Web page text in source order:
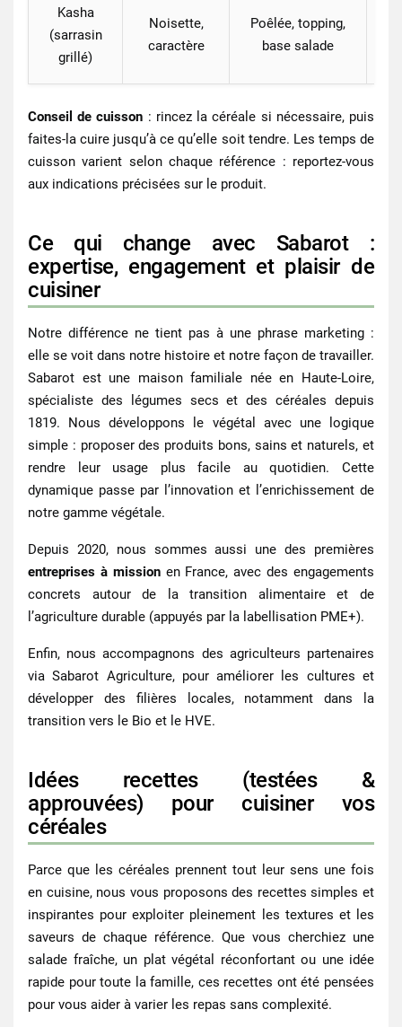
Kasha
(sarrasin
grillé)
Noisette,
caractère
Poêlée, topping,
base salade
Conseil de cuisson : rincez la céréale si nécessaire, puis
faites‑la cuire jusqu’à ce qu’elle soit tendre. Les temps de
cuisson varient selon chaque référence : reportez‑vous
aux indications précisées sur le produit.
Ce qui change avec Sabarot :
expertise, engagement et plaisir de
cuisiner
Notre différence ne tient pas à une phrase marketing :
elle se voit dans notre histoire et notre façon de travailler.
Sabarot est une maison familiale née en Haute-Loire,
spécialiste des légumes secs et des céréales depuis
1819. Nous développons le végétal avec une logique
simple : proposer des produits bons, sains et naturels, et
rendre leur usage plus facile au quotidien. Cette
dynamique passe par l’innovation et l’enrichissement de
notre gamme végétale.
Depuis 2020, nous sommes aussi une des premières
entreprises à missionen France, avec des engagements
concrets autour de la transition alimentaire et de
l’agriculture durable (appuyés par la labellisation PME+).
Enfin, nous accompagnons des agriculteurs partenaires
via Sabarot Agriculture, pour améliorer les cultures et
développer des filières locales, notamment dans la
transition vers le Bio et le HVE.
Idées recettes (testées &
approuvées) pour cuisiner vos
céréales
Parce que les céréales prennent tout leur sens une fois
en cuisine, nous vous proposons des recettes simples et
inspirantes pour exploiter pleinement les textures et les
saveurs de chaque référence. Que vous cherchiez une
salade fraîche, un plat végétal réconfortant ou une idée
rapide pour toute la famille, ces recettes ont été pensées
pour vous aider à varier les repas sans complexité.